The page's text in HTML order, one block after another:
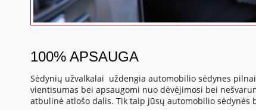
100% APSAUGA
Sėdynių užvalkalai uždengia automobilio sėdynes
vientisumas bei apsaugomi nuo dėvėjimosi bei
atbulinė atlošo dalis. Tik taip jūsų automobilio sėdynės